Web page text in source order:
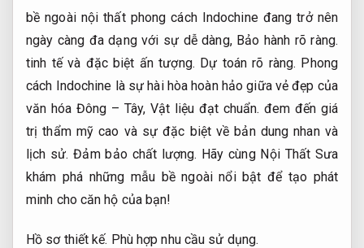
bề ngoài nội thất phong cách Indochine đang trở nên
ngày càng đa dạng với sự dễ dàng, Bảo hành rõ ràng.
tinh tế và đặc biệt ấn tượng. Dự toán rõ ràng. Phong
cách Indochine là sự hài hòa hoàn hảo giữa vẻ đẹp của
văn hóa Đông – Tây, Vật liệu đạt chuẩn. đem đến giá
trị thẩm mỹ cao và sự đặc biệt về bản dung nhan và
lịch sử.Đảm bảo chất lượng. Hãy cùng Nội Thất Sưa
khám phá những mẫu bề ngoài nổi bật để tạo phát
minh cho căn hộ của bạn!
Hồ sơ thiết kế. Phù hợp nhu cầu sử dụng.